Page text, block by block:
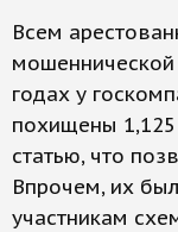
Всем
годах у
похищены
статью, что
Впрочем, их
участникам